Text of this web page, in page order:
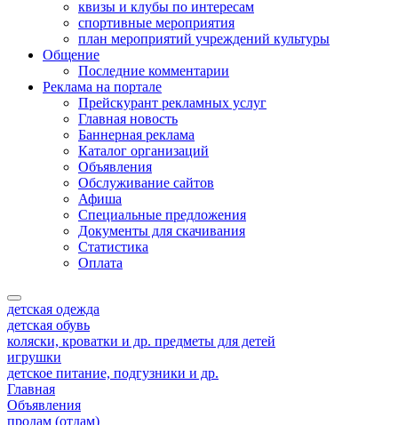
квизы и клубы по интересам
спортивные мероприятия
план мероприятий учреждений культуры
Общение
Последние комментарии
Реклама на портале
Прейскурант рекламных услуг
Главная новость
Баннерная реклама
Каталог организаций
Объявления
Обслуживание сайтов
Афиша
Специальные предложения
Документы для скачивания
Статистика
Оплата
детская одежда
детская обувь
коляски, кроватки и др. предметы для детей
игрушки
детское питание, подгузники и др.
Главная
Объявления
продам (отдам)